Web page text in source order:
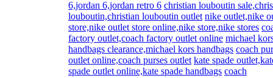
6,jordan 6,jordan retro 6 christian louboutin
louboutin,christian louboutin outlet nike outlet,nike
store,nike outlet store online,nike store,nike stores
factory outlet,coach factory outlet online michael
handbags clearance,michael kors handbags coach
outlet online,coach purses outlet kate spade
spade outlet online,kate spade handbags coach